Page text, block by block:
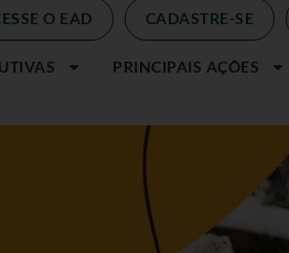
O EAD CADASTRE-SE
PRINCIPAIS AÇÕES